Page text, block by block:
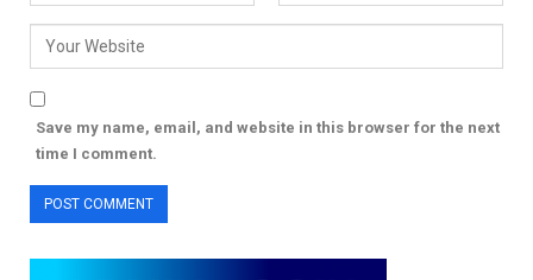
Save my name, email, and website in this browser for the next
time I comment.